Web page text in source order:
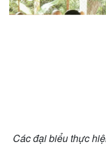
Các đại biểu thực